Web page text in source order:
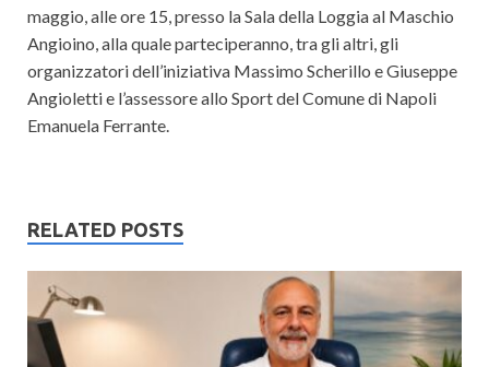
maggio, alle ore 15, presso la Sala della Loggia al Maschio
Angioino, alla quale parteciperanno, tra gli altri, gli
organizzatori dell’iniziativa Massimo Scherillo e Giuseppe
Angioletti e l’assessore allo Sport del Comune di Napoli
Emanuela Ferrante.
RELATED POSTS